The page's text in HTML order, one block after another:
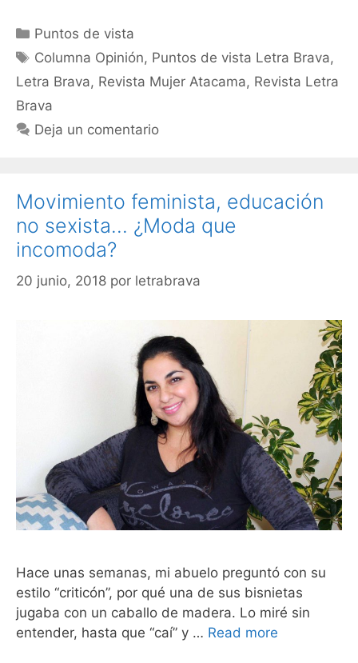
Puntos de vista
Columna Opinión, Puntos de vista Letra Brava,
Letra Brava, Revista Mujer Atacama, Revista Letra
Brava
Deja un comentario
Movimiento feminista, educación
no sexista… ¿Moda que
incomoda?
20 junio, 2018 por letrabrava
Hace unas semanas, mi abuelo preguntó con su
estilo “criticón”, por qué una de sus bisnietas
jugaba con un caballo de madera. Lo miré sin
entender, hasta que “caí” y … Read more